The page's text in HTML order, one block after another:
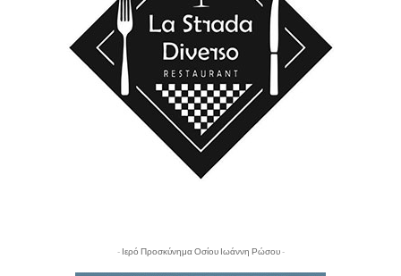
- Ιερό Προσκύνημα Οσίου Ιωάννη Ρώσου -